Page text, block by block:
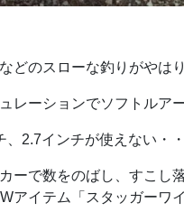
どのスローな釣りがやは
レーションでソフトルア
2.7インチが使えない・・
ーで数をのばし、すこし
アイテム「スタッガーワ